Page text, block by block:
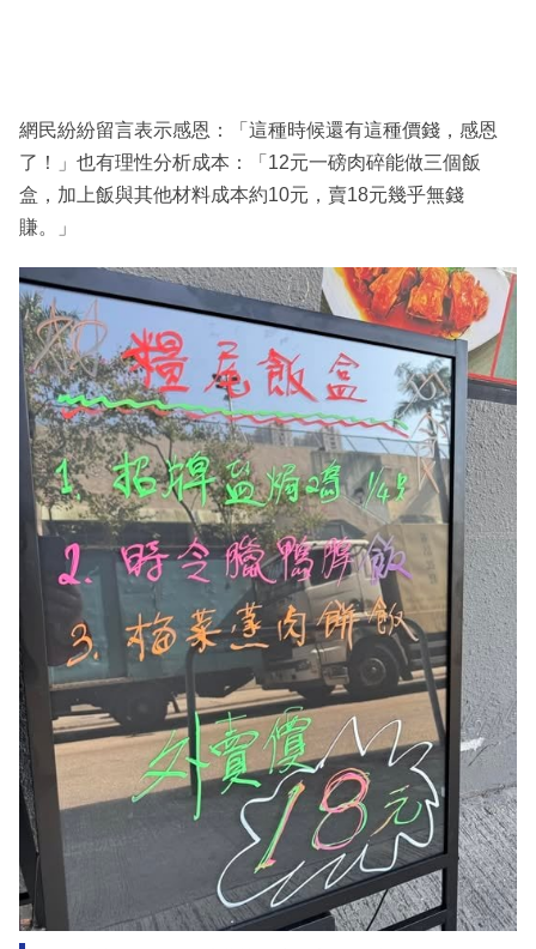
網民紛紛留言表示感恩：「這種時候還有這種價錢，感恩
了！」也有理性分析成本：「12元一磅肉碎能做三個飯
盒，加上飯與其他材料成本約10元，賣18元幾乎無錢
賺。」